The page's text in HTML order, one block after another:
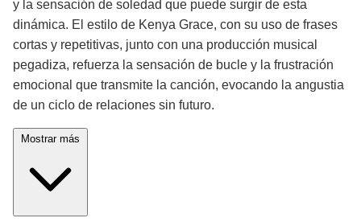
y la sensación de soledad que puede surgir de esta
dinámica. El estilo de Kenya Grace, con su uso de frases
cortas y repetitivas, junto con una producción musical
pegadiza, refuerza la sensación de bucle y la frustración
emocional que transmite la canción, evocando la angustia
de un ciclo de relaciones sin futuro.